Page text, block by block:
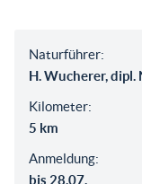
Naturführer:
H. Wucherer,
Kilometer:
5 km
Anmeldung:
bis 28.07.